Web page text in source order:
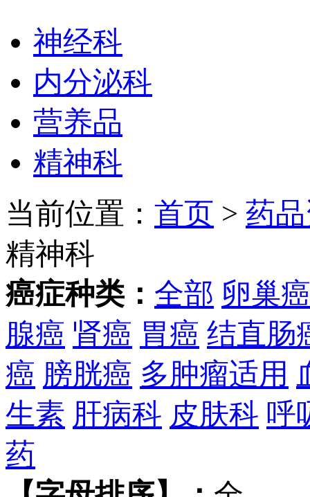
神经科
内分泌科
营养品
精神科
当前位置： 首页 > 药
精神科
癌症种类： 全部 卵巢癌
腺癌 肾癌 胃癌 结直肠
癌 膀胱癌 多肿瘤适用
生素 肝病科 皮肤科 呼
药